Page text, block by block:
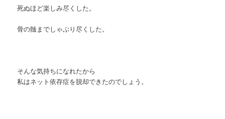
死ぬほど楽しみ尽くした。
骨の髄までしゃぶり尽くした。
そんな気持ちになれたから
私はネット依存症を脱却できたのでしょう。